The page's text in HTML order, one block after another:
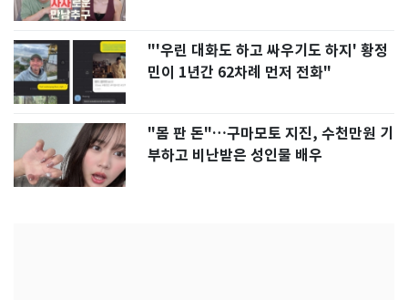
"'우린 대화도 하고 싸우기도 하지' 황정
민이 1년간 62차례 먼저 전화"
"몸 판 돈"…구마모토 지진, 수천만원 기
부하고 비난받은 성인물 배우